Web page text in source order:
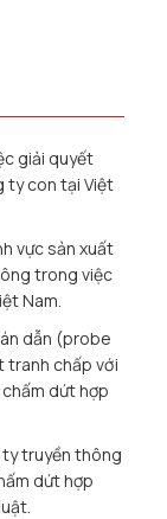
giải quyết
ty con tại Việt
vực sản xuất
trong việc
Nam.
dẫn (probe
tranh chấp với
dứt hợp
ty truyền thông
dứt hợp